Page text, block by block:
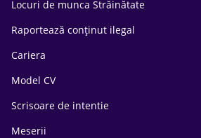
Locuri de munca Străinătate
Raportează conținut ilegal
Cariera
Model CV
Scrisoare de intentie
Meserii